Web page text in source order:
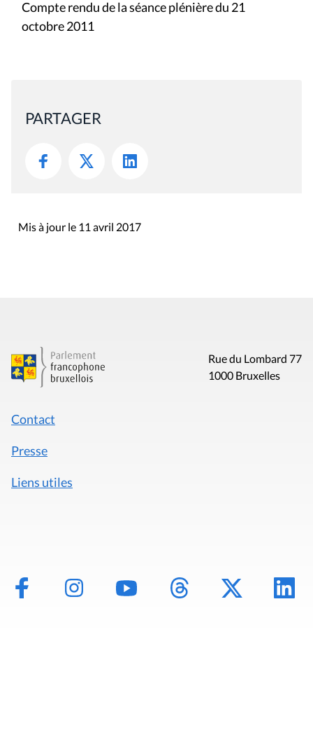
Compte rendu de la séance plénière du 21
octobre 2011
PARTAGER
Mis à jour le 11 avril 2017
Rue du Lombard 77
1000 Bruxelles
Contact
Presse
Liens utiles